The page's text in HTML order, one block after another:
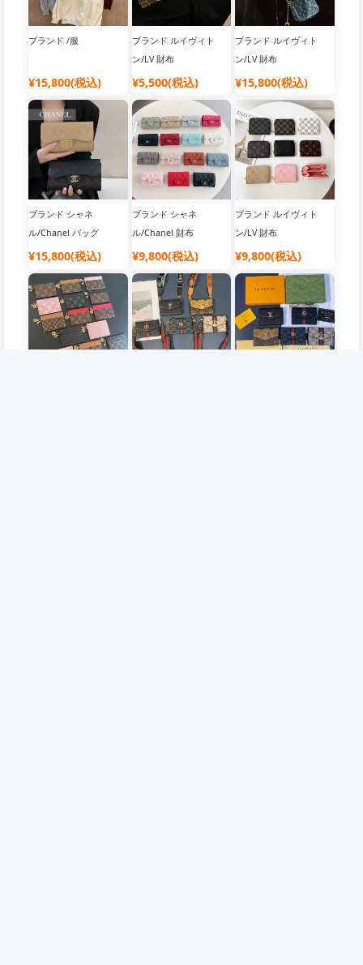
ブランド /服
¥15,800(税込)
ブランド ルイヴィト
ン/LV 財布
¥5,500(税込)
ブランド ルイヴィト
ン/LV 財布
¥15,800(税込)
ブランド シャネ
ル/Chanel バッグ
¥15,800(税込)
ブランド シャネ
ル/Chanel 財布
¥9,800(税込)
ブランド ルイヴィト
ン/LV 財布
¥9,800(税込)